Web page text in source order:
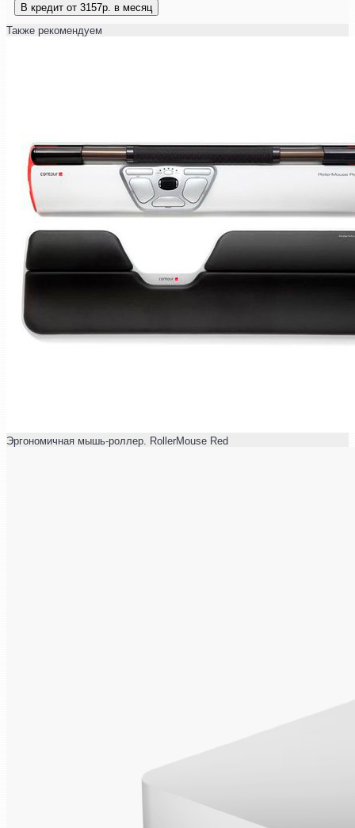
В кредит от 3157р. в месяц
Также рекомендуем
Эргономичная мышь-роллер. RollerMouse Red